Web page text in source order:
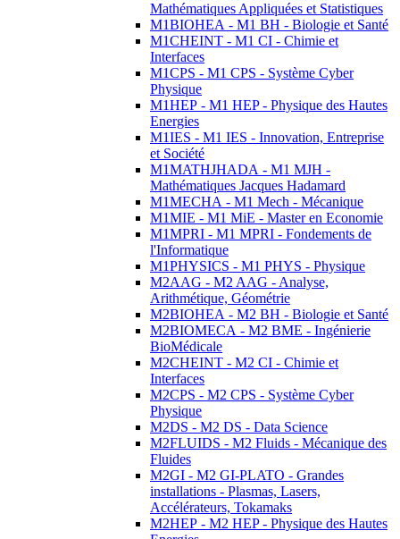
Mathématiques Appliquées et Statistiques
M1BIOHEA - M1 BH - Biologie et Santé
M1CHEINT - M1 CI - Chimie et
Interfaces
M1CPS - M1 CPS - Système Cyber
Physique
M1HEP - M1 HEP - Physique des Hautes
Energies
M1IES - M1 IES - Innovation, Entreprise
et Société
M1MATHJHADA - M1 MJH -
Mathématiques Jacques Hadamard
M1MECHA - M1 Mech - Mécanique
M1MIE - M1 MiE - Master en Economie
M1MPRI - M1 MPRI - Fondements de
l'Informatique
M1PHYSICS - M1 PHYS - Physique
M2AAG - M2 AAG - Analyse,
Arithmétique, Géométrie
M2BIOHEA - M2 BH - Biologie et Santé
M2BIOMECA - M2 BME - Ingénierie
BioMédicale
M2CHEINT - M2 CI - Chimie et
Interfaces
M2CPS - M2 CPS - Système Cyber
Physique
M2DS - M2 DS - Data Science
M2FLUIDS - M2 Fluids - Mécanique des
Fluides
M2GI - M2 GI-PLATO - Grandes
installations - Plasmas, Lasers,
Accélérateurs, Tokamaks
M2HEP - M2 HEP - Physique des Hautes